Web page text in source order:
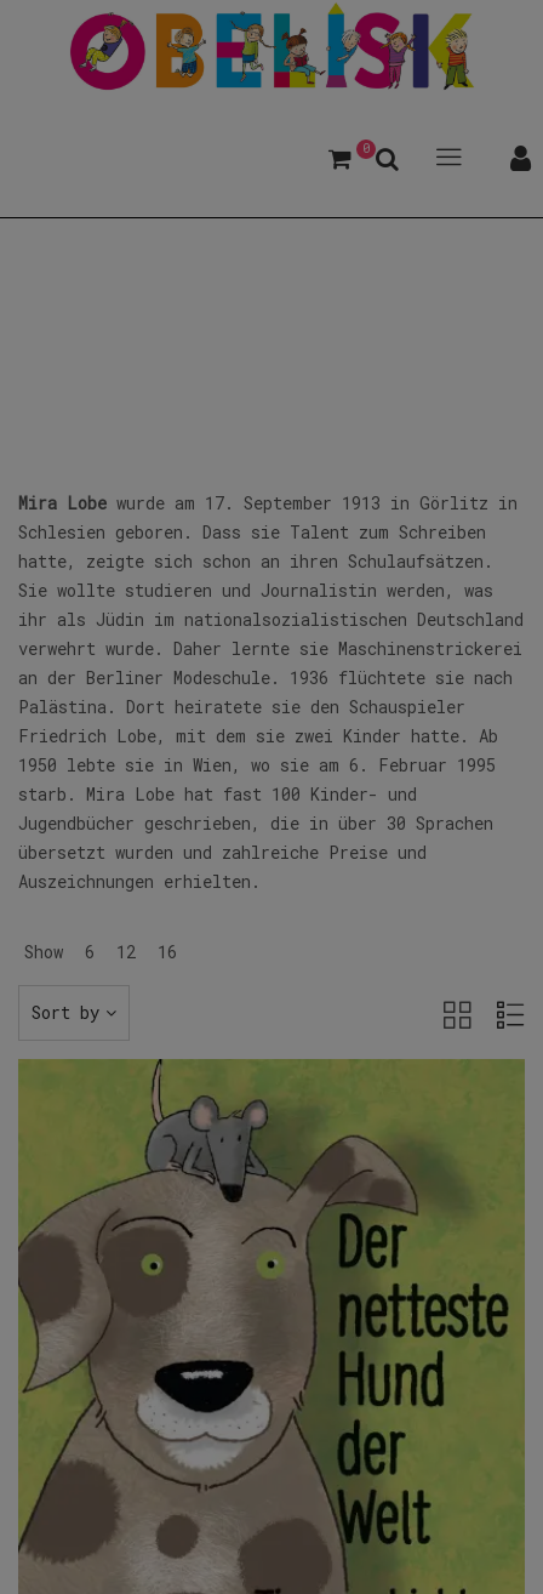
0
Mira Lobe wurde am 17. September 1913 in Görlitz in
Schlesien geboren. Dass sie Talent zum Schreiben
hatte, zeigte sich schon an ihren Schulaufsätzen.
Sie wollte studieren und Journalistin werden, was
ihr als Jüdin im nationalsozialistischen Deutschland
verwehrt wurde. Daher lernte sie Maschinenstrickerei
an der Berliner Modeschule. 1936 flüchtete sie nach
Palästina. Dort heiratete sie den Schauspieler
Friedrich Lobe, mit dem sie zwei Kinder hatte. Ab
1950 lebte sie in Wien, wo sie am 6. Februar 1995
starb. Mira Lobe hat fast 100 Kinder- und
Jugendbücher geschrieben, die in über 30 Sprachen
übersetzt wurden und zahlreiche Preise und
Auszeichnungen erhielten.
Show 6 12 16
Sort by